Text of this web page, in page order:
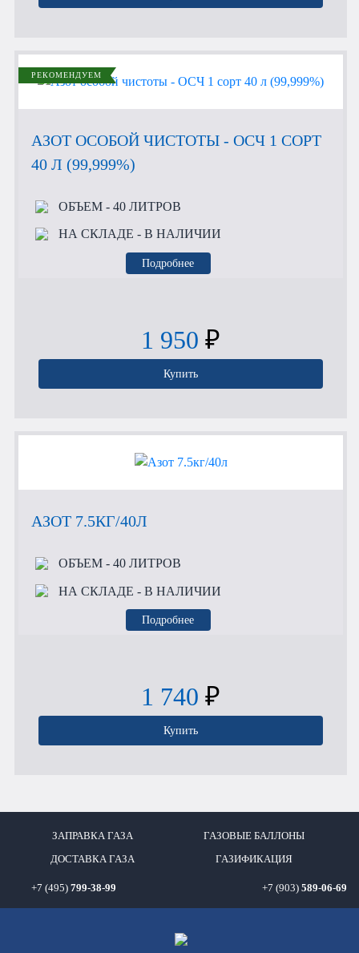
РЕКОМЕНДУЕМ
АЗОТ ОСОБОЙ ЧИСТОТЫ - ОСЧ 1 СОРТ
40 Л (99,999%)
ОБЪЕМ- 40 ЛИТРОВ
НА СКЛАДЕ - В НАЛИЧИИ
Подробнее
1 950 ₽
Купить
АЗОТ 7.5КГ/40Л
ОБЪЕМ- 40 ЛИТРОВ
НА СКЛАДЕ - В НАЛИЧИИ
Подробнее
1 740 ₽
Купить
ЗАПРАВКА ГАЗА ГАЗОВЫЕ БАЛЛОНЫ
ДОСТАВКА ГАЗА ГАЗИФИКАЦИЯ
+7 (495) 799-38-99 +7 (903) 589-06-69